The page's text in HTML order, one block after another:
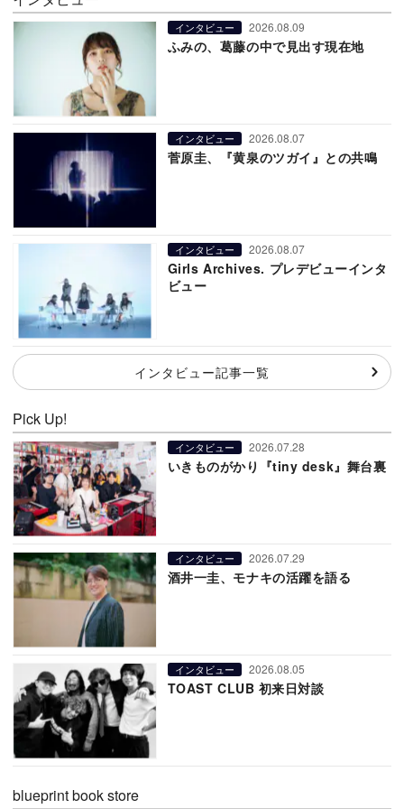
インタビュー 2026.08.09
ふみの、葛藤の中で見出す現在地
インタビュー 2026.08.07
菅原圭、『黄泉のツガイ』との共鳴
インタビュー 2026.08.07
Girls Archives. プレデビューインタ
ビュー
インタビュー記事一覧
Pick Up!
インタビュー 2026.07.28
いきものがかり『tiny desk』舞台裏
インタビュー 2026.07.29
酒井一圭、モナキの活躍を語る
インタビュー 2026.08.05
TOAST CLUB 初来日対談
blueprint book store